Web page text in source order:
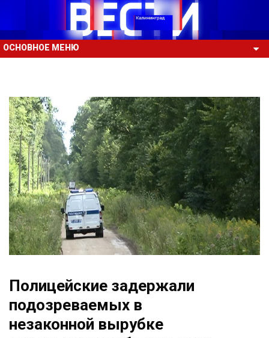
ОСНОВНОЕ МЕНЮ
Полицейские задержали
подозреваемых в
незаконной вырубке